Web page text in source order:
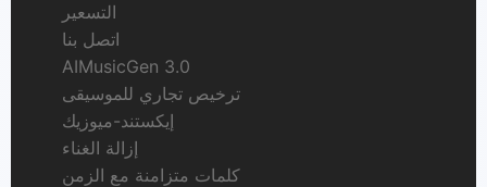
التسعير
اتصل بنا
AIMusicGen 3.0
ترخيص تجاري للموسيقى
إيكستند-ميوزيك
إزالة الغناء
كلمات متزامنة مع الزمن